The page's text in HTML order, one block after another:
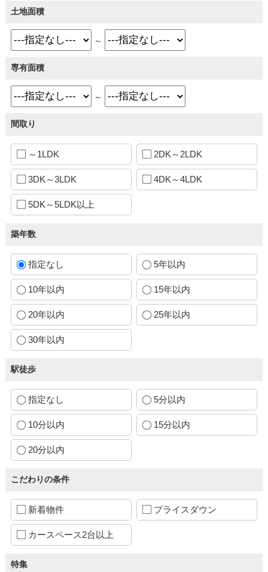
土地面積
～
専有面積
～
間取り
～1LDK 2DK～2LDK
3DK～3LDK 4DK～4LDK
5DK～5LDK以上
築年数
指定なし 5年以内
10年以内 15年以内
20年以内 25年以内
30年以内
駅徒歩
指定なし 5分以内
10分以内 15分以内
20分以内
こだわりの条件
新着物件 プライスダウン
カースペース2台以上
特集